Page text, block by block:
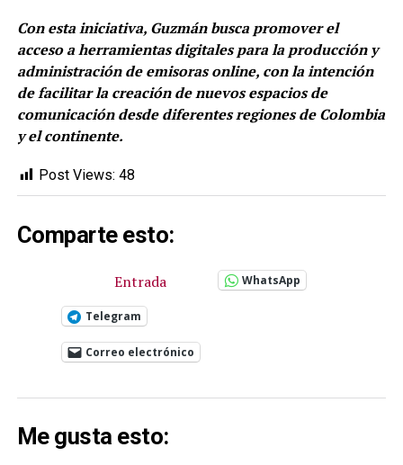
Con esta iniciativa, Guzmán busca promover el
acceso a herramientas digitales para la producción y
administración de emisoras online, con la intención
de facilitar la creación de nuevos espacios de
comunicación desde diferentes regiones de Colombia
y el continente.
Post Views: 48
Comparte esto:
Entrada WhatsApp
Telegram
Correo electrónico
Me gusta esto: